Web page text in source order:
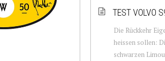
TEST VOLVO
Die Rückkehr
heissen sollen:
schwarzen